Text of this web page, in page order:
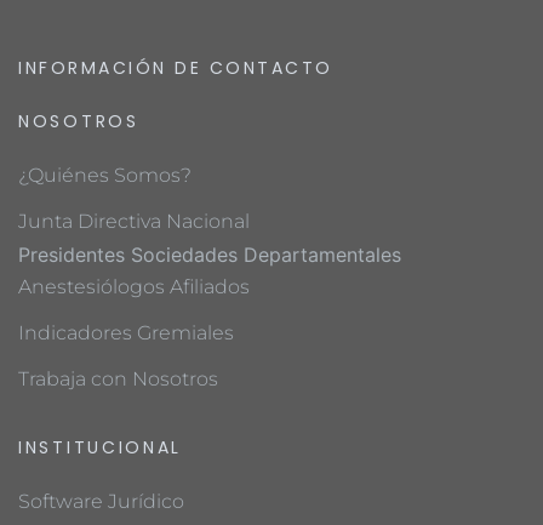
INFORMACIÓN DE CONTACTO
NOSOTROS
¿Quiénes Somos?
Junta Directiva Nacional
Presidentes Sociedades Departamentales
Anestesiólogos Afiliados
Indicadores Gremiales
Trabaja con Nosotros
INSTITUCIONAL
Software Jurídico